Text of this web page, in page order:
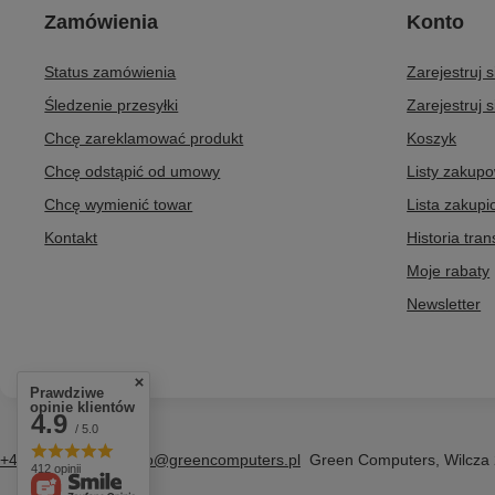
Zamówienia
Status zamówienia
Śledzenie przesyłki
Chcę zareklamować produkt
Chcę odstąpić od umowy
Chcę wymienić towar
Kontakt
Konto
Zarejestruj
Zarejestruj
Koszyk
Listy
Lista
Historia
Moje rabaty
Newsletter
+48 796 758 658 info@greencomputers.pl Green Computers Wilcza
Prawdziwe
opinie klientów
4.9 / 5.0
412 opinii